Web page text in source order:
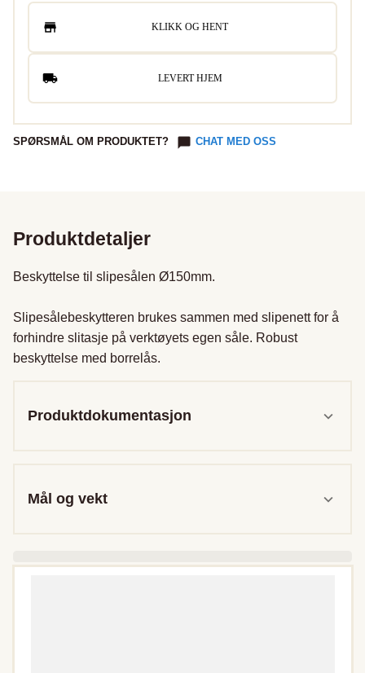
KLIKK OG HENT
LEVERT HJEM
SPØRSMÅL OM PRODUKTET? CHAT MED OSS
Produktdetaljer
Beskyttelse til slipesålen Ø150mm.
Slipesålebeskytteren brukes sammen med slipenett for å
forhindre slitasje på verktøyets egen såle. Robust
beskyttelse med borrelås.
Produktdokumentasjon
Mål og vekt